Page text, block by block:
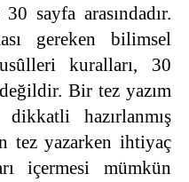
sayfa arasındadır.
gereken bilimsel
kuralları, 30
Bir tez yazım
hazırlanmış
tez yazarken ihtiyaç
içermesi mümkün